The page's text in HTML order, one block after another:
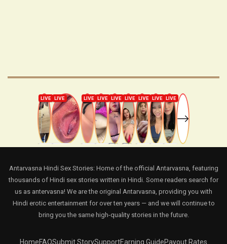
Antarvasna Hindi Sex Stories: Home of the official Antarvasna, featuring
thousands of Hindi sex stories written in Hindi. Some readers search for
us as antervasna! We are the original Antarvasna, providing you with
Hindi erotic entertainment for over ten years — and we will continue to
bring you the same high-quality stories in the future.
HomeFAQSubmit StorySupportEarning GuidePayout Rates